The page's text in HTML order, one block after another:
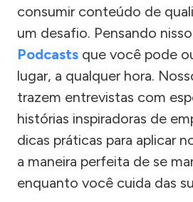
consumir conteúdo de
um desafio. Pensando
Podcasts que você pode
lugar, a qualquer hora.
trazem entrevistas com
histórias inspiradoras de
dicas práticas para aplicar
a maneira perfeita de se
enquanto você cuida das